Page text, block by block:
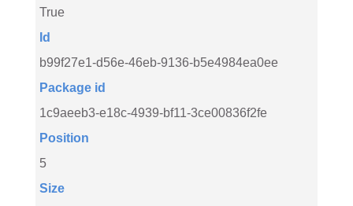
True
Id
b99f27e1-d56e-46eb-9136-b5e4984ea0ee
Package id
1c9aeeb3-e18c-4939-bf11-3ce00836f2fe
Position
5
Size